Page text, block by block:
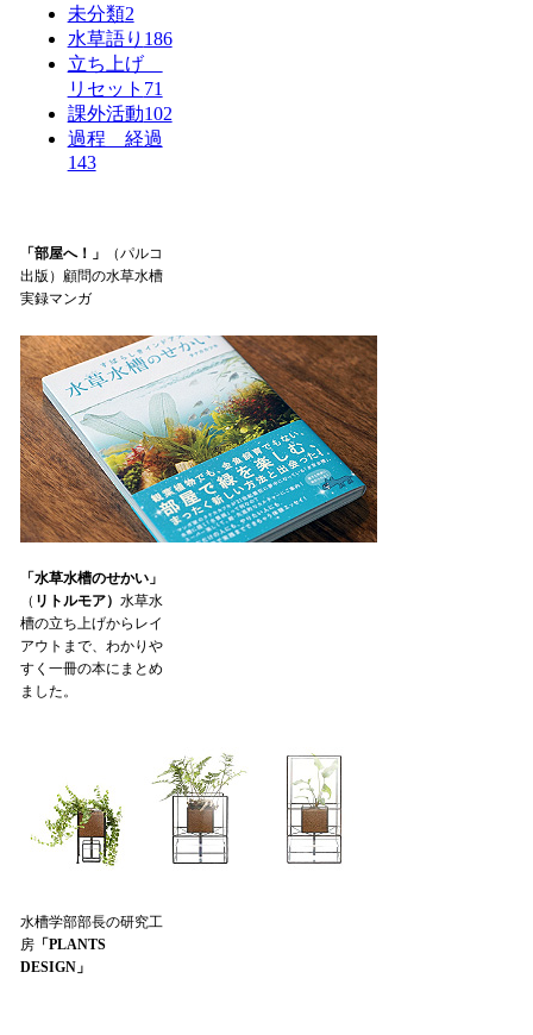
未分類2
水草語り 186
立ち上げ
リセット 71
課外活動102
過程 経過
143
「部屋へ！」
（パルコ
出版）顧問の水草水槽
実録マンガ
「水草水槽のせかい」
（ リトルモア） 水草水
槽の立ち上げからレイ
アウトまで、わかりや
すく一冊の本にまとめ
ました。
水槽学部部長の研究工
房「PLANTS
DESIGN」